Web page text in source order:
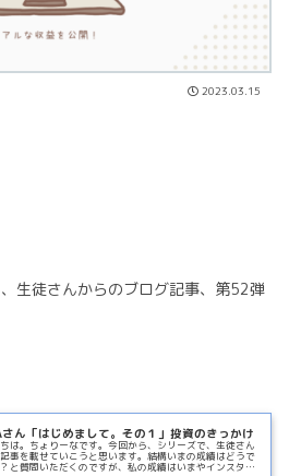
2023.03.15
生徒さんからのブログ記事、第52弾
ん「はじめまして。その１」投資のきっかけ
は。ちょりーなです。今回から、シリーズで、生徒さん
事を載せていこうと思います。結構いまの成績はどうで
と質問いただくのですが、私の成績はいまやインスタが